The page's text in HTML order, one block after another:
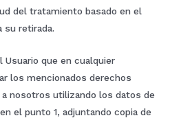
del tratamiento basado en el
su retirada.
que en cualquier
los mencionados derechos
nosotros utilizando los datos de
el punto 1, adjuntando copia de